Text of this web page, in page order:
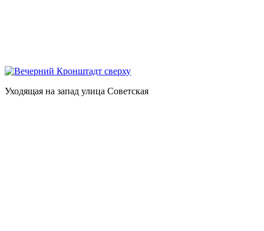
Уходящая на запад улица Советская